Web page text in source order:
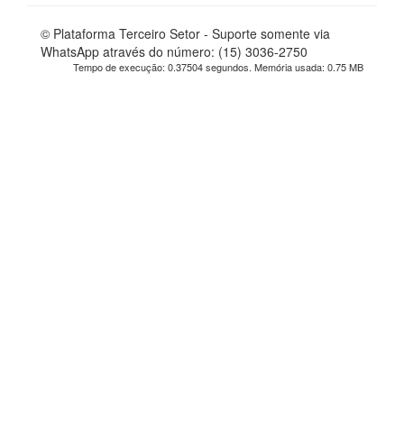
© Plataforma Terceiro Setor - Suporte somente via
WhatsApp através do número: (15) 3036-2750
Tempo de execução: 0.37504 segundos. Memória usada: 0.75 MB